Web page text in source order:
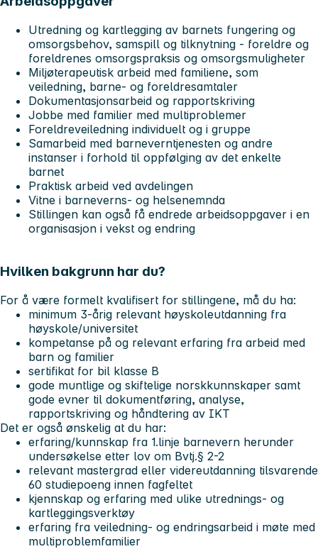
Utredning og kartlegging av barnets fungering og
omsorgsbehov, samspill og tilknytning - foreldre og
foreldrenes omsorgspraksis og omsorgsmuligheter
Miljøterapeutisk arbeid med familiene, som
veiledning, barne- og foreldresamtaler
Dokumentasjonsarbeid og rapportskriving
Jobbe med familier med multiproblemer
Foreldreveiledning individuelt og i gruppe
Samarbeid med barneverntjenesten og andre
instanser i forhold til oppfølging av det enkelte
barnet
Praktisk arbeid ved avdelingen
Vitne i barneverns- og helsenemnda
Stillingen kan også få endrede arbeidsoppgaver i en
organisasjon i vekst og endring
Hvilken bakgrunn har du?
For å være formelt kvalifisert for stillingene, må du ha:
minimum 3-årig relevant høyskoleutdanning fra
høyskole/universitet
kompetanse på og relevant erfaring fra arbeid med
barn og familier
sertifikat for bil klasse B
gode muntlige og skiftelige norskkunnskaper samt
gode evner til dokumentføring, analyse,
rapportskriving og håndtering av IKT
Det er også ønskelig at du har:
erfaring/kunnskap fra 1.linje barnevern herunder
undersøkelse etter lov om Bvtj.§ 2-2
relevant mastergrad eller videreutdanning tilsvarende
60 studiepoeng innen fagfeltet
kjennskap og erfaring med ulike utrednings- og
kartleggingsverktøy
erfaring fra veiledning- og endringsarbeid i møte med
multiproblemfamilier